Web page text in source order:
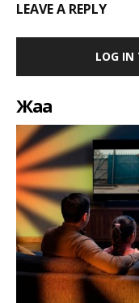
LEAVE A REPLY
LOG IN
Жаңа